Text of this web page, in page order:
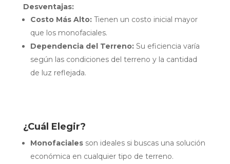
Desventajas:
Costo Más Alto:Tienen un costo inicial mayor
que los monofaciales.
Dependencia del Terreno:Su eficiencia varía
según las condiciones del terreno y la cantidad
de luz reflejada.
¿Cuál Elegir?
Monofacialesson ideales si buscas una solución
económica en cualquier tipo de terreno.